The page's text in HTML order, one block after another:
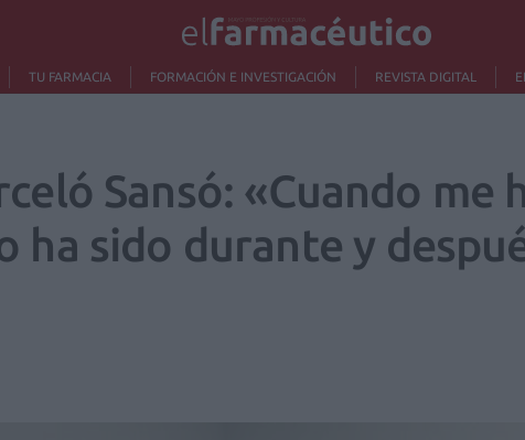
TU FARMACIA FORMACIÓN E INVESTIGACIÓN REVISTA DIGITAL
Sansó: «Cuando me
ha sido durante y